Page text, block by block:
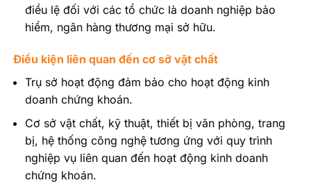
điều lệ đối với các tổ chức là doanh nghiệp bảo
hiểm, ngân hàng thương mại sở hữu.
Điều kiện liên quan đến cơ sở vật chất
Trụ sở hoạt động đảm bảo cho hoạt động kinh
doanh chứng khoán.
Cơ sở vật chất, kỹ thuật, thiết bị văn phòng, trang
bị, hệ thống công nghệ tương ứng với quy trình
nghiệp vụ liên quan đến hoạt động kinh doanh
chứng khoán.